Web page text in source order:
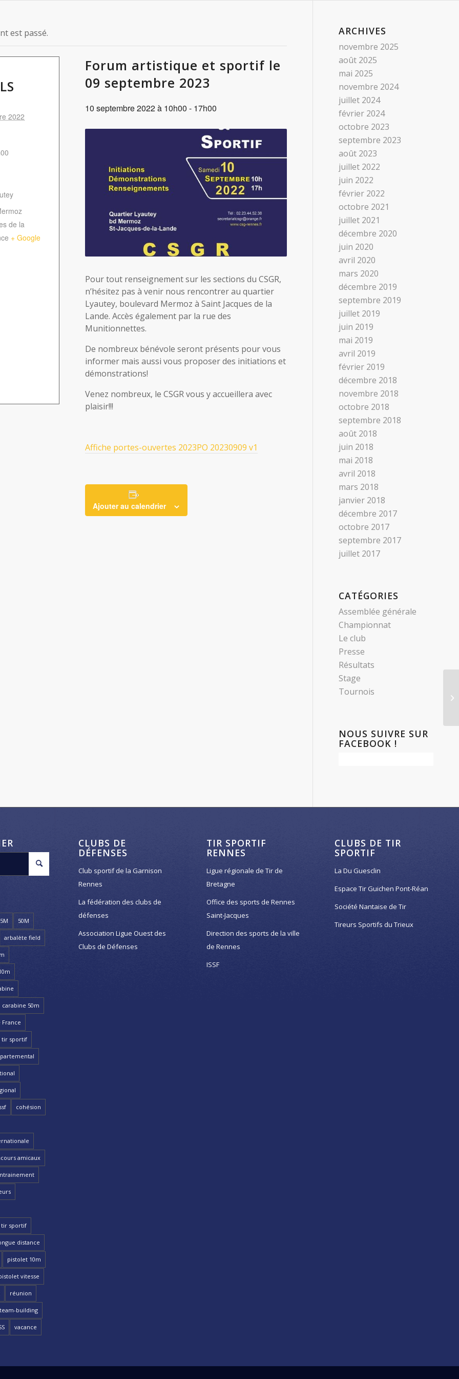
est passé.
Forum artistique et sportif le
09 septembre 2023
10 septembre 2022 à 10h00 - 17h00
Pour tout renseignement sur les sections du CSGR,
n’hésitez pas à venir nous rencontrer au quartier
Lyautey, boulevard Mermoz à Saint Jacques de la
Lande. Accès également par la rue des
Munitionnettes.
De nombreux bénévole seront présents pour vous
informer mais aussi vous proposer des initiations et
démonstrations!
Venez nombreux, le CSGR vous y accueillera avec
plaisir!!!
Affiche portes-ouvertes 2023PO 20230909 v1
Ajouter au calendrier
2022
de la
+ Google
ARCHIVES
novembre 2025
août 2025
mai 2025
novembre 2024
juillet 2024
février 2024
octobre 2023
septembre 2023
août 2023
juillet 2022
juin 2022
février 2022
octobre 2021
juillet 2021
décembre 2020
juin 2020
avril 2020
mars 2020
décembre 2019
septembre 2019
juillet 2019
juin 2019
mai 2019
avril 2019
février 2019
décembre 2018
novembre 2018
octobre 2018
septembre 2018
août 2018
juin 2018
mai 2018
avril 2018
mars 2018
janvier 2018
décembre 2017
octobre 2017
septembre 2017
juillet 2017
CATÉGORIES
Assemblée générale
Championnat
Le club
Presse
Résultats
Stage
Tournois
NOUS SUIVRE SUR
FACEBOOK !
50M
arbalète field
carabine 50m
France
tir sportif
cohésion
amicaux
tir sportif
distance
pistolet 10m
vitesse
réunion
team-building
vacance
CLUBS DE
DÉFENSES
Club sportif de la Garnison
Rennes
La fédération des clubs de
défenses
Association Ligue Ouest des
Clubs de Défenses
TIR SPORTIF
RENNES
Ligue régionale de Tir de
Bretagne
Office des sports de Rennes
Saint-Jacques
Direction des sports de la ville
de Rennes
ISSF
CLUBS DE TIR
SPORTIF
La Du Guesclin
Espace Tir Guichen Pont-Réan
Société Nantaise de Tir
Tireurs Sportifs du Trieux